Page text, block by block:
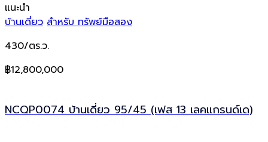
แนะนำ
บ้านเดี่ยว สำหรับ ทรัพย์มือสอง
430/ตร.ว.
฿12,800,000
NCQP0074 บ้านเดี่ยว 95/45 (เฟส 13 เลคแกรนด์เด)